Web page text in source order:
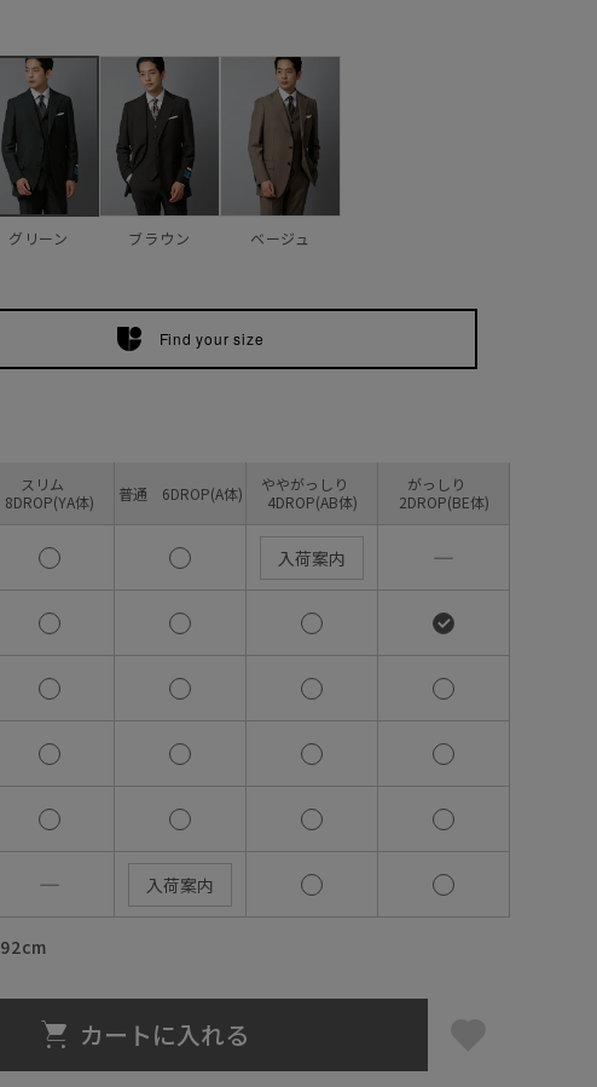
グリーン ブラウン ベージュ
Find your size
スリム
8DROP(YA体)
普通 6DROP(A体)
ややがっしり
4DROP(AB体)
がっしり
2DROP(BE体)
入荷案内 ―
― 入荷案内
92cm
カートに入れる